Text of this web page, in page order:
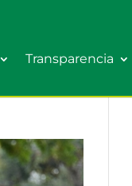
Transparencia